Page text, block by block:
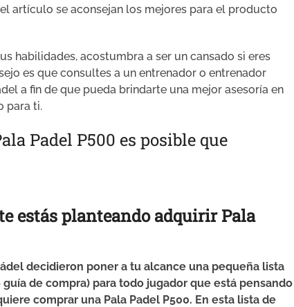
artículo se aconsejan los mejores para el producto
habilidades, acostumbra a ser un cansado si eres
es que consultes a un entrenador o entrenador
a fin de que pueda brindarte una mejor asesoría en
para ti.
Padel P500 es posible que
estás planteando adquirirPala
decidieron poner a tu alcance una pequeña lista
de compra) para todo jugador que está pensando
comprar una Pala Padel P500. En esta lista de